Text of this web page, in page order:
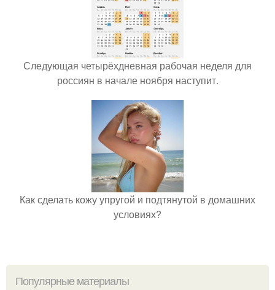
Следующая четырёхдневная рабочая неделя для
россиян в начале ноября наступит.
Как сделать кожу упругой и подтянутой в домашних
условиях?
Популярные материалы